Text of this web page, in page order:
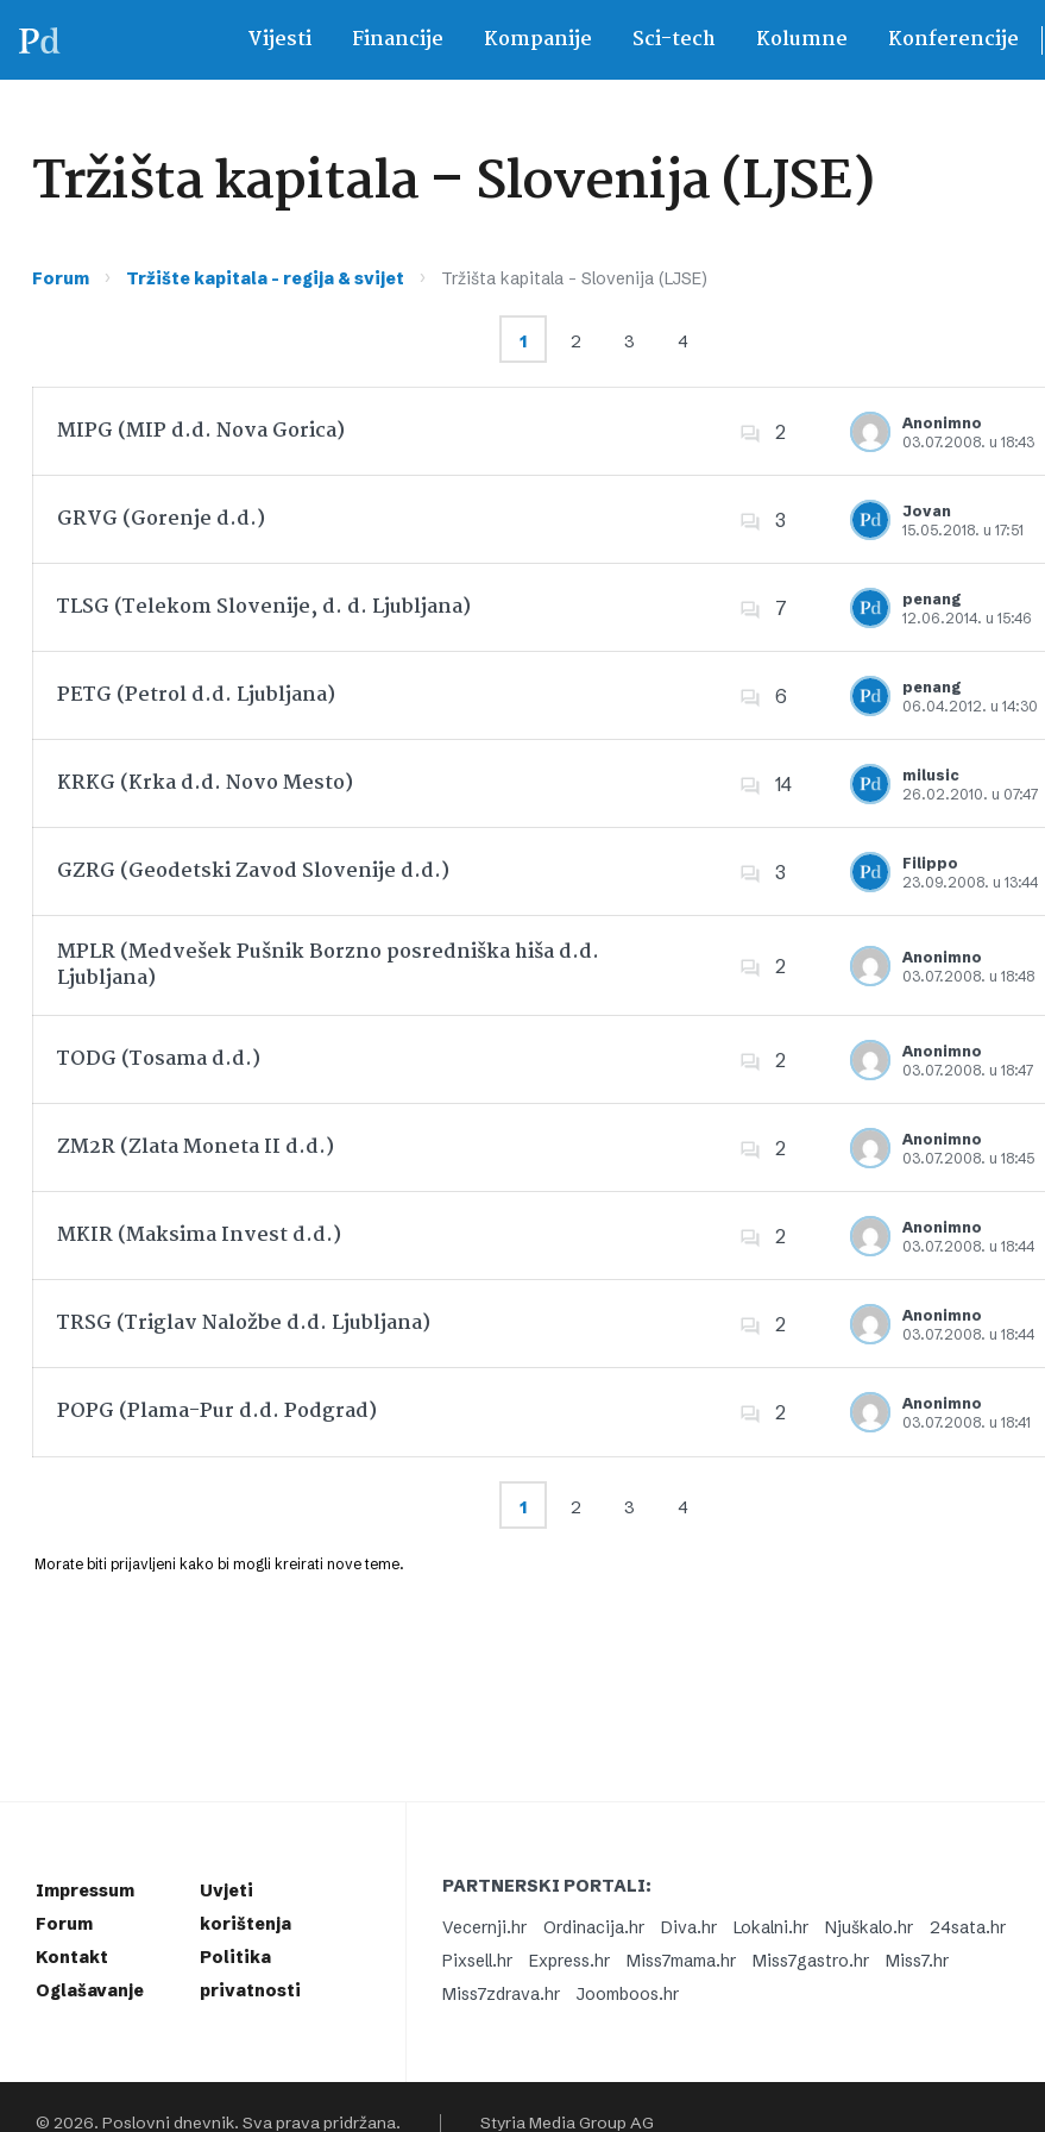
Vijesti Financije Kompanije Sci-tech Kolumne Konferencije
Tržišta kapitala – Slovenija (LJSE)
Forum › Tržište kapitala – regija & svijet › Tržišta kapitala – Slovenija (LJSE)
1 2 3 4
MIPG (MIP d.d. Nova Gorica) 2
Anonimno
03.07.2008. u 18:43
GRVG (Gorenje d.d.) 3
Jovan
15.05.2018. u 17:51
Dodajte u favorite
TLSG (Telekom Slovenije, d. d. Ljubljana) 7
penang
12.06.2014. u 15:46
Dodajte u favorite
PETG (Petrol d.d. Ljubljana) 6
penang
06.04.2012. u 14:30
Dodajte u favorite
KRKG (Krka d.d. Novo Mesto) 14
milusic
26.02.2010. u 07:47
GZRG (Geodetski Zavod Slovenije d.d.) 3
Filippo
23.09.2008. u 13:44
MPLR (Medvešek Pušnik Borzno posredniška hiša d.d.
Ljubljana)
2
Anonimno
03.07.2008. u 18:48
TODG (Tosama d.d.) 2
Anonimno
03.07.2008. u 18:47
Dodajte u favorite
ZM2R (Zlata Moneta II d.d.) 2
Anonimno
03.07.2008. u 18:45
Dodajte u favorite
MKIR (Maksima Invest d.d.) 2
Anonimno
03.07.2008. u 18:44
Dodajte u favorite
TRSG (Triglav Naložbe d.d. Ljubljana) 2
Anonimno
03.07.2008. u 18:44
Dodajte u favorite
POPG (Plama-Pur d.d. Podgrad) 2
Anonimno
03.07.2008. u 18:41
1 2 3 4
Morate biti prijavljeni kako bi mogli kreirati nove teme.
Impressum
Forum
Kontakt
Oglašavanje
Uvjeti
korištenja
Politika
privatnosti
PARTNERSKI PORTALI:
Vecernji.hr
Ordinacija.hr Diva.hr Lokalni.hr Njuškalo.hr
24sata.hr
Pixsell.hr
Express.hr Miss7mama.hr Miss7gastro.hr
Miss7.hr
Miss7zdrava.hr
Joomboos.hr
© 2026. Poslovni dnevnik. Sva prava pridržana. Styria Media Group AG